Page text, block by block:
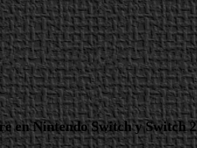
en Nintendo Switch y Switch 2